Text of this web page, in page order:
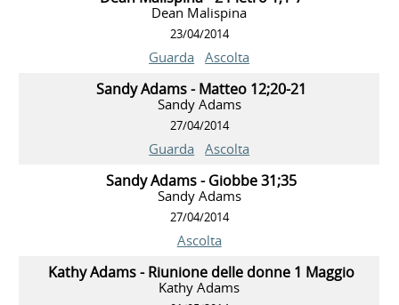
Dean Malispina
23/04/2014
Guarda Ascolta
Sandy Adams - Matteo 12;20-21
Sandy Adams
27/04/2014
Guarda Ascolta
Sandy Adams - Giobbe 31;35
Sandy Adams
27/04/2014
Ascolta
Kathy Adams - Riunione delle donne 1 Maggio
Kathy Adams